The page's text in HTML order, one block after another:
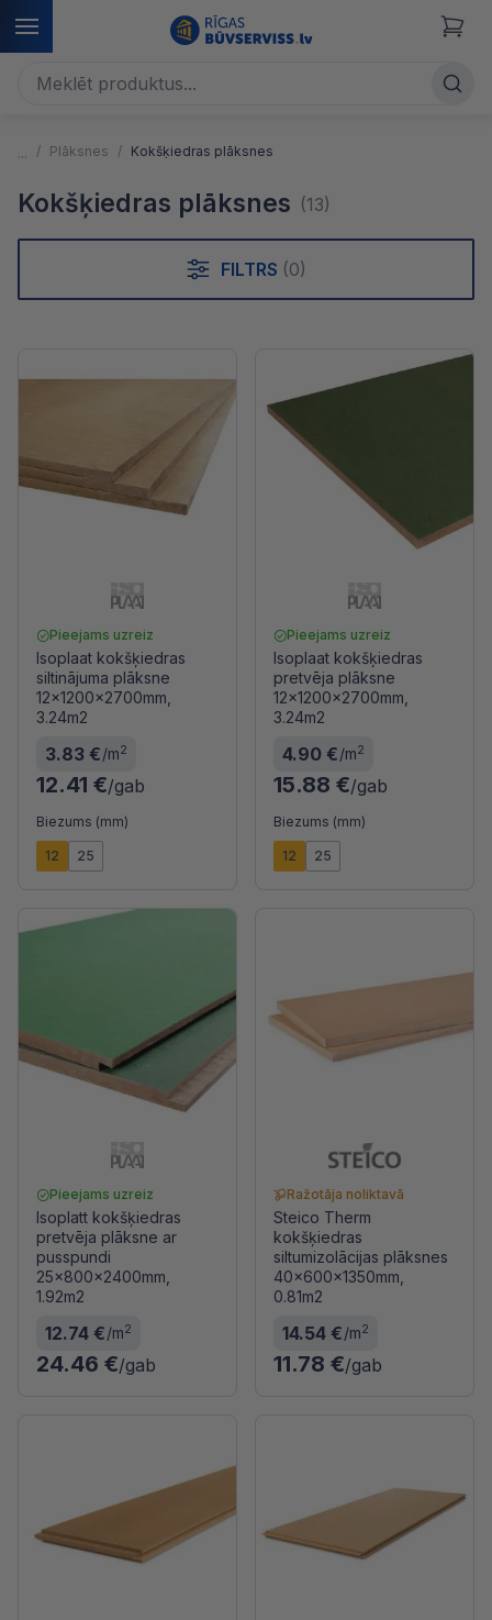
Plāksnes Kokšķiedras plāksnes
Kokšķiedras plāksnes (13)
FILTRS (0)
Pieejams uzreiz
Isoplaat kokšķiedras
siltinājuma plāksne
12x1200x2700mm,
3.24m2
3.83 €/m2
12.41 €/gab
Biezums (mm)
12 25
Pieejams uzreiz
Isoplaat kokšķiedras
pretvēja plāksne
12x1200x2700mm,
3.24m2
4.90 €/m2
15.88 €/gab
Biezums (mm)
12 25
Pieejams uzreiz
Isoplatt kokšķiedras
pretvēja plāksne ar
pusspundi
25x800x2400mm,
1.92m2
12.74 €/m2
24.46 €/gab
Ražotāja noliktavā
Steico Therm
kokšķiedras
siltumizolācijas plāksnes
40x600x1350mm,
0.81m2
14.54 €/m2
11.78 €/gab